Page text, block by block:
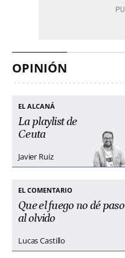
OPINIÓN
EL ALCANÁ
La playlist de
Ceuta
Javier Ruiz
EL COMENTARIO
Que el fuego no dé paso
al olvido
Lucas Castillo